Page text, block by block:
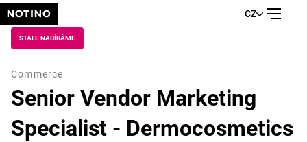
CZ
STÁLE NABÍRÁME
Commerce
Senior Vendor Marketing
Specialist - Dermocosmetics